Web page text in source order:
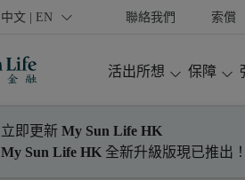
中文 | EN 聯絡我們 索償
活出所想 保障
立即更新 My Sun Life HK
My Sun Life HK 全新升級版現已推出